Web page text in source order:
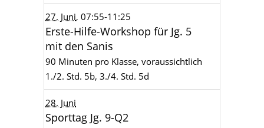
27. Juni, 07:55-11:25
Erste-Hilfe-Workshop für Jg. 5
mit den Sanis
90 Minuten pro Klasse, voraussichtlich
1./2. Std. 5b, 3./4. Std. 5d
28. Juni
Sporttag Jg. 9-Q2